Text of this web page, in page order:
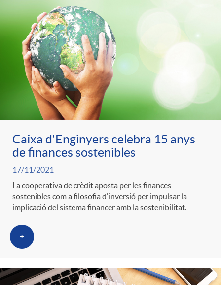
d
r
e
n
s
a
t
e
r
i
e
s
A
a
F
i
l
t
r
c
o
n
t
i
n
Caixa d'Enginyers celebra 15 anys
de finances sostenibles
17/11/2021
La cooperativa de crèdit aposta per les finances
sostenibles com a filosofia d'inversió per impulsar la
implicació del sistema financer amb la sostenibilitat.
+